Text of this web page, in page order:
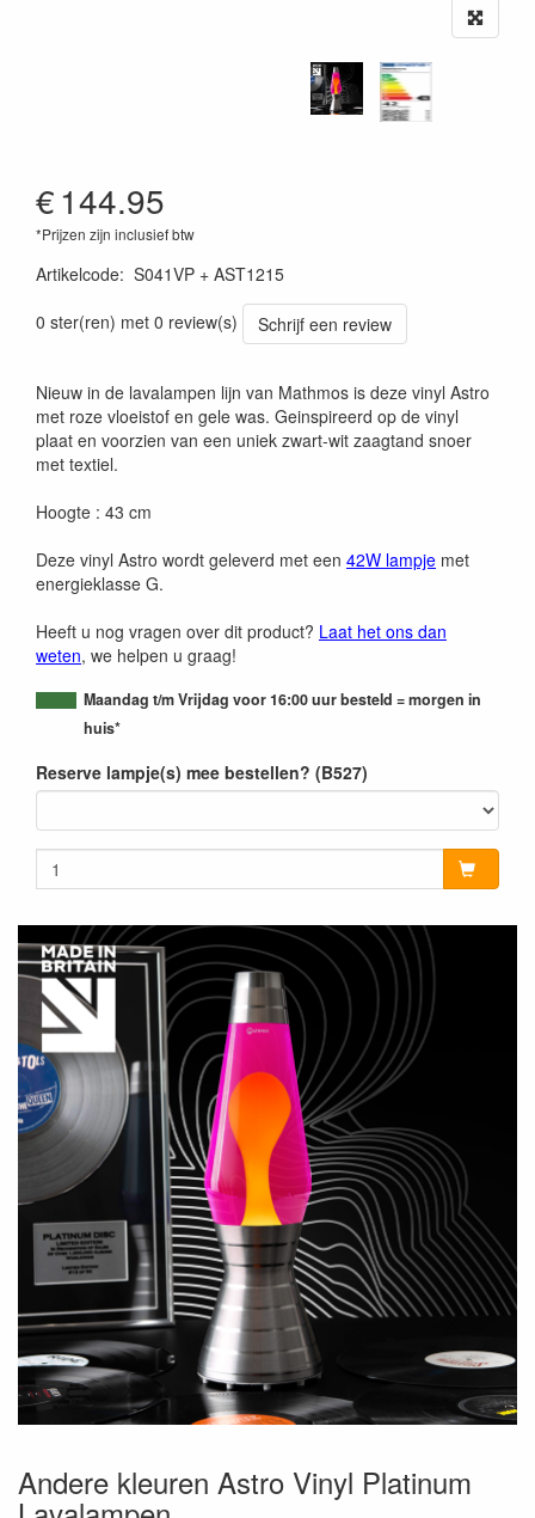
€144.95
*Prijzen zijn inclusief btw
Artikelcode: S041VP + AST1215
0 ster(ren) met 0 review(s)
Schrijf een review
Nieuw in de lavalampen lijn van Mathmos is deze vinyl Astro
met roze vloeistof en gele was. Geinspireerd op de vinyl
plaat en voorzien van een uniek zwart-wit zaagtand snoer
met textiel.
Hoogte : 43 cm
Deze vinyl Astro wordt geleverd met een 42W lampje met
energieklasse G.
Heeft u nog vragen over dit product? Laat het ons dan
weten, we helpen u graag!
Maandag t/m Vrijdag voor 16:00 uur besteld = morgen in
huis*
Reserve lampje(s) mee bestellen? (B527)
Andere kleuren Astro Vinyl Platinum